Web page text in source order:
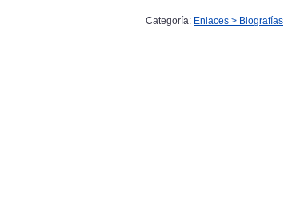
Categoría: Enlaces > Biografías